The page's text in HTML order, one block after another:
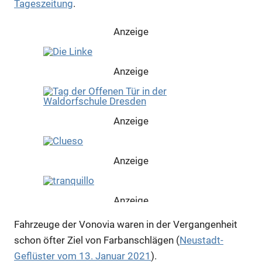
Tageszeitung.
Anzeige
Anzeige
Anzeige
Anzeige
Anzeige
Fahrzeuge der Vonovia waren in der Vergangenheit
schon öfter Ziel von Farbanschlägen (Neustadt-
Geflüster vom 13. Januar 2021 ).